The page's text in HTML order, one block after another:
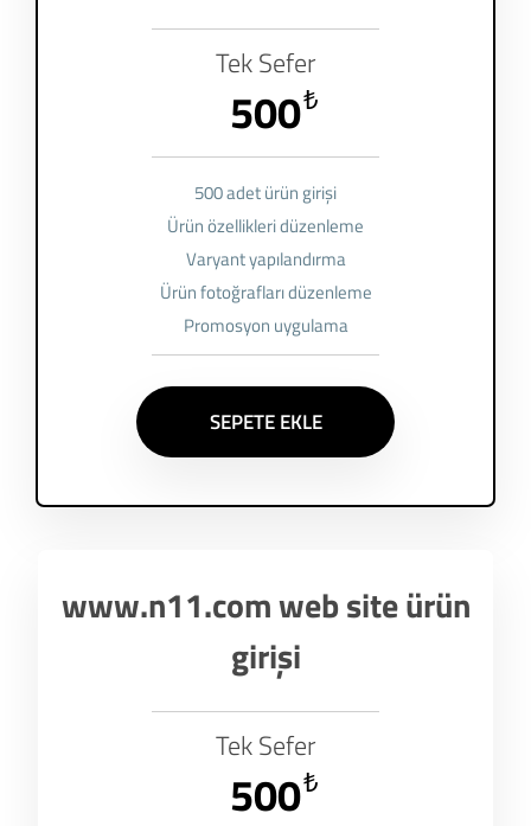
Tek Sefer
₺
500
500 adet ürün girişi
Ürün özellikleri düzenleme
Varyant yapılandırma
Ürün fotoğrafları düzenleme
Promosyon uygulama
SEPETE EKLE
www.n11.com web site ürün
girişi
Tek Sefer
₺
500